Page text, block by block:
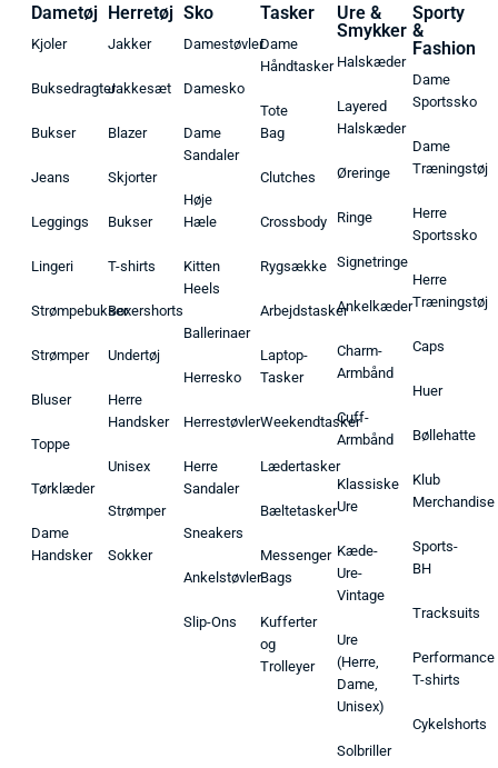
Dametøj
Kjoler
Buksedragter
Bukser
Jeans
Leggings
Lingeri
Strømpebukser
Strømper
Bluser
Toppe
Tørklæder
Dame
Handsker
Herretøj
Jakker
Jakkesæt
Blazer
Skjorter
Bukser
T-shirts
Boxershorts
Undertøj
Herre
Handsker
Unisex
Strømper
Sokker
Sko
Damestøvler
Damesko
Dame
Sandaler
Høje
Hæle
Kitten
Heels
Ballerinaer
Herresko
Herrestøvler
Herre
Sandaler
Sneakers
Ankelstøvler
Slip-Ons
Tasker
Dame
Håndtasker
Tote
Bag
Clutches
Crossbody
Rygsække
Arbejdstasker
Laptop-
Tasker
Weekendtasker
Lædertasker
Bæltetasker
Messenger
Bags
Kufferter
og
Trolleyer
Ure &
Smykker
Halskæder
Layered
Halskæder
Øreringe
Ringe
Signetringe
Ankelkæder
Charm-
Armbånd
Cuff-
Armbånd
Klassiske
Ure
Kæde-
Ure-
Vintage
Ure
(Herre,
Dame,
Unisex)
Solbriller
Sporty
&
Fashion
Dame
Sportssko
Dame
Træningstøj
Herre
Sportssko
Herre
Træningstøj
Caps
Huer
Bøllehatte
Klub
Merchandise
Sports-
BH
Tracksuits
Performance
T-shirts
Cykelshorts